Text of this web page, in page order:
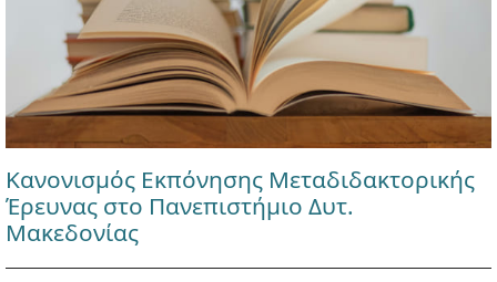
Κανονισμός Εκπόνησης Μεταδιδακτορικής
Έρευνας στο Πανεπιστήμιο Δυτ.
Μακεδονίας